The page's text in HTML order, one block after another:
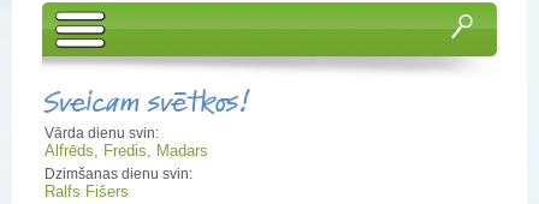
Sveicam svētkos!
Vārda dienu svin:
Alfrēds, Fredis, Madars
Dzimšanas dienu svin:
Ralfs Fišers